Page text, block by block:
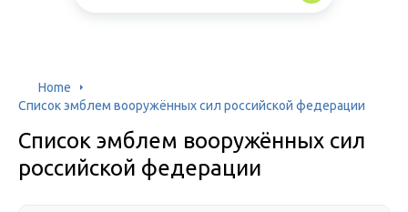
Home
Список эмблем вооружённых сил российской федерации
Список эмблем вооружённых сил
российской федерации